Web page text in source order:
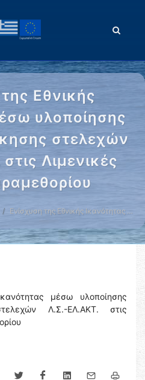
Εθνικής
υλοποίησης
στελεχών
Λιμενικές
Ενίσχυση της Εθνικής Ικανότητας …
μέσω υλοποίησης
Λ.Σ.-ΕΛ.ΑΚΤ. στις